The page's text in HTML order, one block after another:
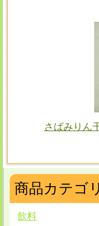
さばみりん
商品カテゴ
飲料